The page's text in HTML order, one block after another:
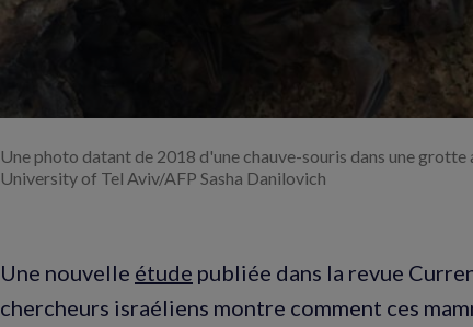
Une photo datant de 2018 d'une chauve-souris dans une grotte
University of Tel Aviv/AFP Sasha Danilovich
Une nouvelle étude publiée dans la revue
chercheurs israéliens montre comment ces